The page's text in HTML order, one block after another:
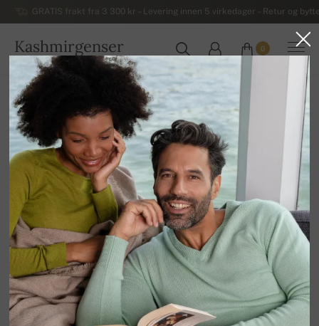
GRATIS frakt fra 3 300 kr – Levering innen 5 virkedager – Retur og
Kashmirgenser
NORGE
0
Hjem
Luksuriøse herregensere i kashmir
Herregensere med glidelås